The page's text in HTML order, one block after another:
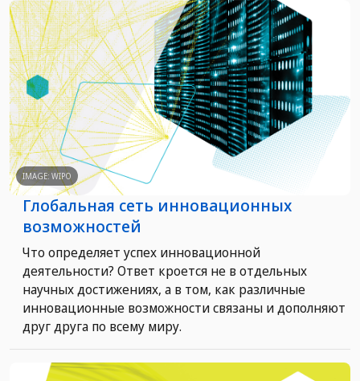
IMAGE: WIPO
Глобальная сеть инновационных
возможностей
Что определяет успех инновационной
деятельности? Ответ кроется не в отдельных
научных достижениях, а в том, как различные
инновационные возможности связаны и дополняют
друг друга по всему миру.